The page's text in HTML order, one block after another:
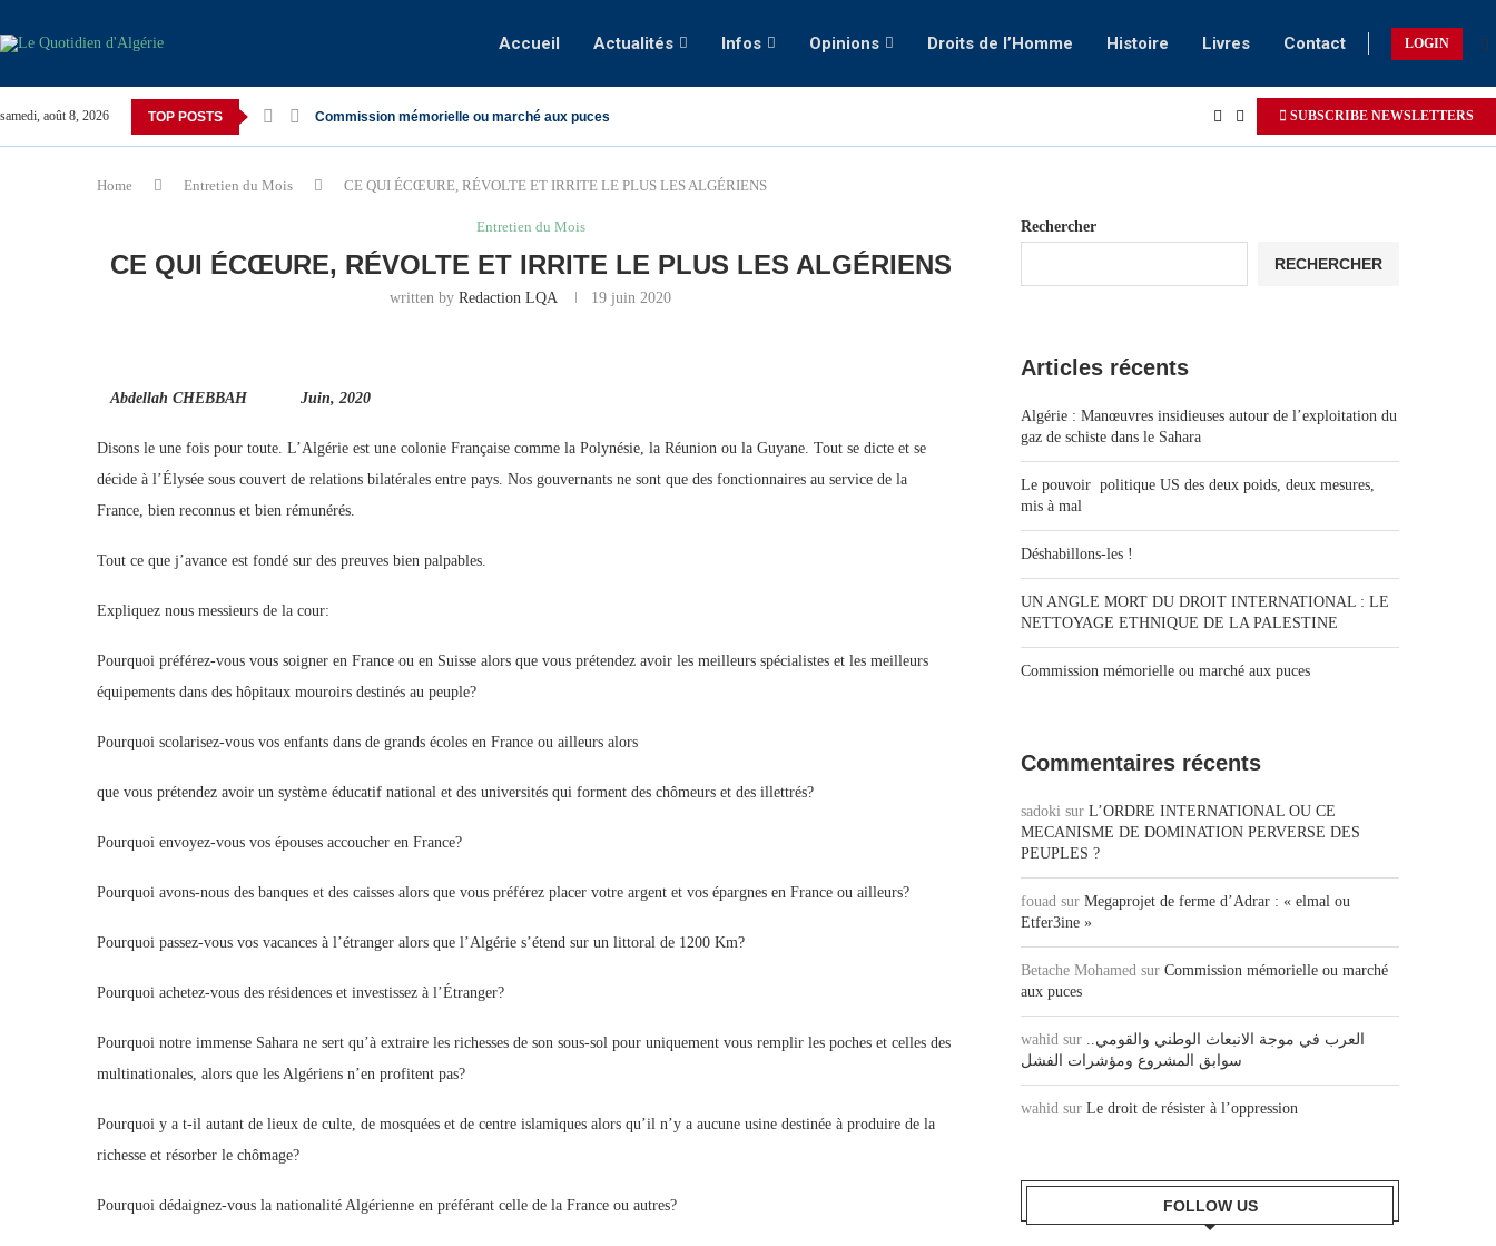
Accueil Actualités Infos Opinions Droits de l’Homme Histoire Livres Contact LOGIN
samedi, août 8, 2026 TOP POSTS Commission mémorielle ou marché aux puces SUBSCRIBE NEWSLETTERS
Home Entretien du Mois CE QUI ÉCŒURE, RÉVOLTE ET IRRITE LE PLUS LES ALGÉRIENS
Entretien du Mois
CE QUI ÉCŒURE, RÉVOLTE ET IRRITE LE PLUS LES ALGÉRIENS
written byRedaction LQA 19 juin 2020
Abdellah CHEBBAH Juin, 2020
Disons le une fois pour toute. L’Algérie est une colonie Française comme la Polynésie, la Réunion ou la Guyane. Tout se dicte et se
décide à l’Élysée sous couvert de relations bilatérales entre pays. Nos gouvernants ne sont que des fonctionnaires au service de la
France, bien reconnus et bien rémunérés.
Tout ce que j’avance est fondé sur des preuves bien palpables.
Expliquez nous messieurs de la cour:
Pourquoi préférez-vous vous soigner en France ou en Suisse alors que vous prétendez avoir les meilleurs spécialistes et les meilleurs
équipements dans des hôpitaux mouroirs destinés au peuple?
Pourquoi scolarisez-vous vos enfants dans de grands écoles en France ou ailleurs alors
que vous prétendez avoir un système éducatif national et des universités qui forment des chômeurs et des illettrés?
Pourquoi envoyez-vous vos épouses accoucher en France?
Pourquoi avons-nous des banques et des caisses alors que vous préférez placer votre argent et vos épargnes en France ou ailleurs?
Pourquoi passez-vous vos vacances à l’étranger alors que l’Algérie s’étend sur un littoral de 1200 Km?
Pourquoi achetez-vous des résidences et investissez à l’Étranger?
Pourquoi notre immense Sahara ne sert qu’à extraire les richesses de son sous-sol pour uniquement vous remplir les poches et celles des
multinationales, alors que les Algériens n’en profitent pas?
Pourquoi y a t-il autant de lieux de culte, de mosquées et de centre islamiques alors qu’il n’y a aucune usine destinée à produire de la
richesse et résorber le chômage?
Pourquoi dédaignez-vous la nationalité Algérienne en préférant celle de la France ou autres?
Rechercher
RECHERCHER
Articles récents
Algérie : Manœuvres insidieuses autour de l’exploitation du
gaz de schiste dans le Sahara
Le pouvoir politique US des deux poids, deux mesures,
mis à mal
Déshabillons-les !
UN ANGLE MORT DU DROIT INTERNATIONAL : LE
NETTOYAGE ETHNIQUE DE LA PALESTINE
Commission mémorielle ou marché aux puces
Commentaires récents
sadoki sur L’ORDRE INTERNATIONAL OU CE
MECANISME DE DOMINATION PERVERSE DES
PEUPLES ?
fouad sur Megaprojet de ferme d’Adrar : « elmal ou
Etfer3ine »
Betache Mohamed sur Commission mémorielle ou marché
aux puces
wahid sur العرب في موجة الانبعاث الوطني والقومي..
سوابق المشروع ومؤشرات الفشل
wahid sur Le droit de résister à l’oppression
FOLLOW US